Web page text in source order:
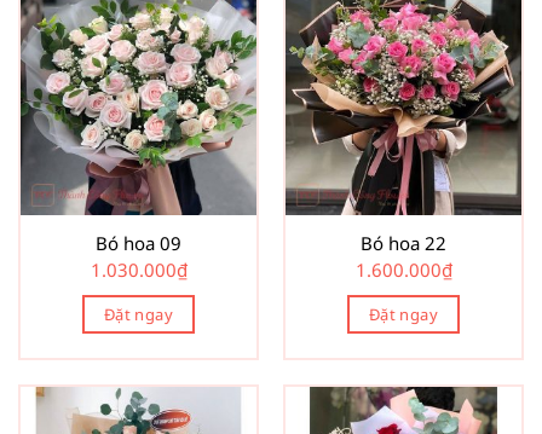
Bó hoa 09
1.030.000₫
Đặt ngay
Bó hoa 22
1.600.000₫
Đặt ngay